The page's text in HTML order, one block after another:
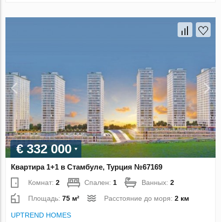
€ 332 000
Квартира 1+1 в Стамбуле, Турция №67169
Комнат:2 Спален: 1 Ванных:2
Площадь:75 м² Расстояние до моря:2 км
UPTREND HOMES